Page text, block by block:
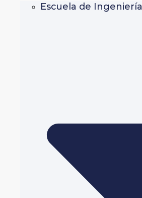
Escuela de Ingeniería